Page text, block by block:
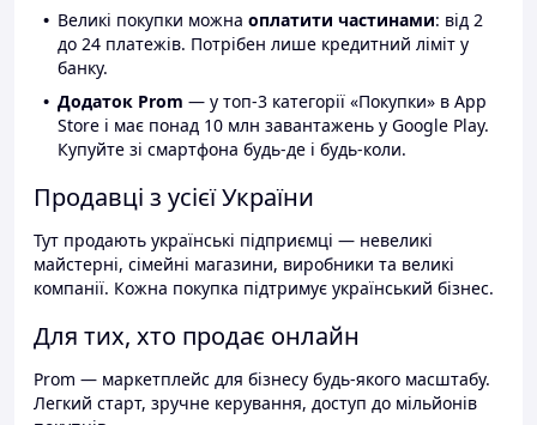
Великі покупки можна оплатити частинами: від 2
до 24 платежів. Потрібен лише кредитний ліміт у
банку.
Додаток Prom — у топ-3 категорії «Покупки» в App
Store і має понад 10 млн завантажень у Google Play.
Купуйте зі смартфона будь-де і будь-коли.
Продавці з усієї України
Тут продають українські підприємці — невеликі
майстерні, сімейні магазини, виробники та великі
компанії. Кожна покупка підтримує український бізнес.
Для тих, хто продає онлайн
Prom — маркетплейс для бізнесу будь-якого масштабу.
Легкий старт, зручне керування, доступ до мільйонів